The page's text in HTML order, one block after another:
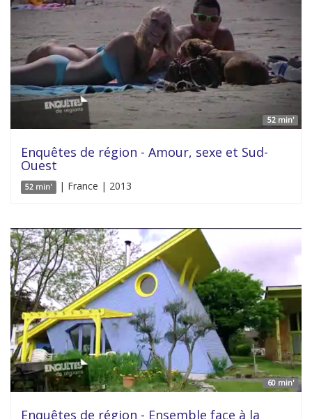
52 min'
Enquêtes de région - Amour, sexe et Sud-
Ouest
52 min' | France | 2013
60 min'
Enquêtes de région - Ensemble face à la